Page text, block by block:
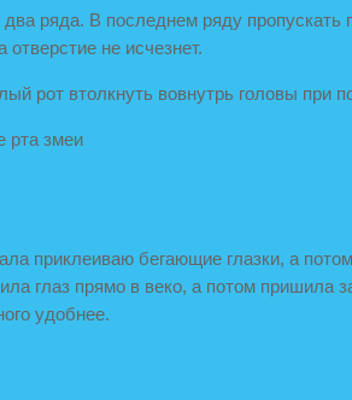
ряда. В последнем ряду пропускать
отверстие не исчезнет.
рот втолкнуть вовнутрь головы при
приклеиваю бегающие глазки, а
глаз прямо в веко, а потом пришила
удобнее.